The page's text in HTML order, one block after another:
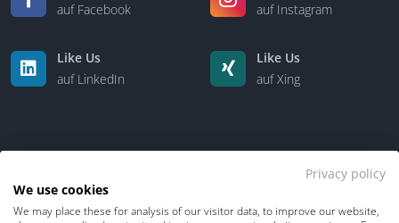
auf Facebook
auf Instagram
Like Us
auf LinkedIn
Like Us
auf Xing
Kontakt Über uns
Privacy policy
We use cookies
We may place these for analysis of our visitor data, to improve our website,